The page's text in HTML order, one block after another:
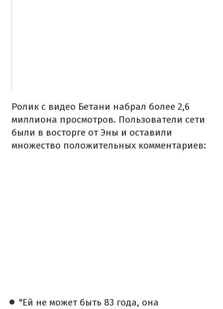
Ролик с видео Бетани набрал более 2,6
миллиона просмотров. Пользователи сети
были в восторге от Эны и оставили
множество положительных комментариев:
"Ей не может быть 83 года, она